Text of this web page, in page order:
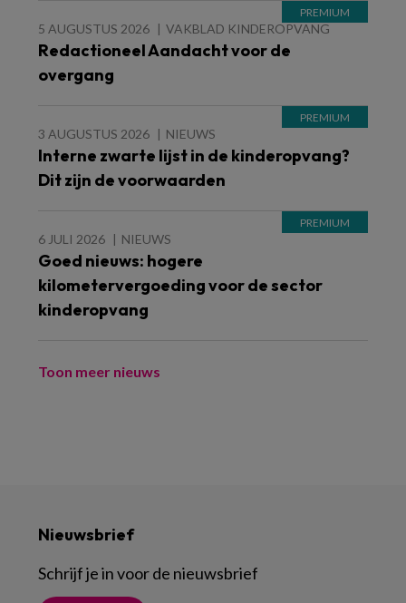
5 AUGUSTUS 2026 VAKBLAD KINDEROPVANG
Redactioneel Aandacht voor de
overgang
3 AUGUSTUS 2026 NIEUWS
Interne zwarte lijst in de kinderopvang?
Dit zijn de voorwaarden
6 JULI 2026 NIEUWS
Goed nieuws: hogere
kilometervergoeding voor de sector
kinderopvang
Toon meer nieuws
Nieuwsbrief
Schrijf je in voor de nieuwsbrief